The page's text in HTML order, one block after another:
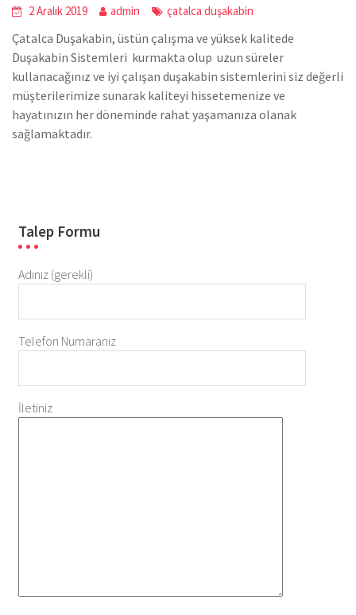
2 Aralık 2019 admin çatalca duşakabin
Çatalca Duşakabin, üstün çalışma ve yüksek kalitede
Duşakabin Sistemleri kurmakta olup uzun süreler
kullanacağınız ve iyi çalışan duşakabin sistemlerini siz değerli
müşterilerimize sunarak kaliteyi hissetemenize ve
hayatınızın her döneminde rahat yaşamanıza olanak
sağlamaktadır.
Talep Formu
Adınız (gerekli)
Telefon Numaranız
İletiniz